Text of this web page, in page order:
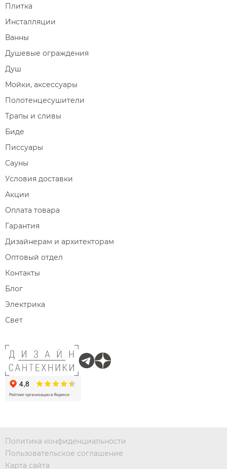
Плитка
Инсталляции
Ванны
Душевые ограждения
Душ
Мойки, аксессуары
Полотенцесушители
Трапы и сливы
Биде
Писсуары
Сауны
Условия доставки
Акции
Оплата товара
Гарантия
Дизайнерам и архитекторам
Оптовый отдел
Контакты
Блог
Электрика
Свет
Политика конфиденциальности
Пользовательское соглашение
Карта сайта